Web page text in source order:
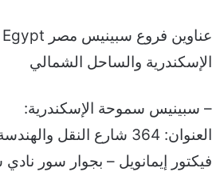
الإسكندرية والساحل الشمالي
– سبينيس سموحة الإسكندرية:
العنوان: 364 شارع النقل
فيكتور إيمانويل – بجوار سور